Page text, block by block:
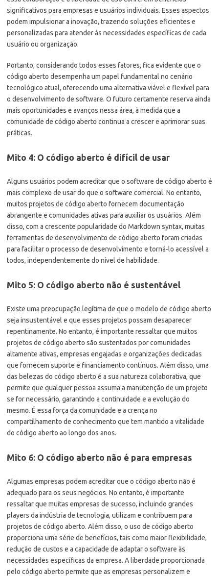
significativos para empresas e usuários individuais. Esses aspectos
podem impulsionar a inovação, trazendo soluções eficientes e
personalizadas para atender às necessidades específicas de cada
usuário ou organização.
Portanto, considerando todos esses fatores, fica evidente que o
código aberto desempenha um papel fundamental no cenário
tecnológico atual, oferecendo uma alternativa viável e flexível para
o desenvolvimento de software. O futuro certamente reserva ainda
mais oportunidades e avanços nessa área, à medida que a
comunidade de código aberto continua a crescer e aprimorar suas
práticas.
Mito 4: O código aberto é difícil de usar
Alguns usuários podem acreditar que o software de código aberto é
mais complexo de usar do que o software comercial. No entanto,
muitos projetos de código aberto fornecem documentação
abrangente e comunidades ativas para auxiliar os usuários. Além
disso, com a crescente popularidade do Markdown syntax, muitas
ferramentas de desenvolvimento de código aberto foram criadas
para facilitar o processo de desenvolvimento e torná-lo acessível a
todos, independentemente do nível de habilidade.
Mito 5: O código aberto não é sustentável
Existe uma preocupação legítima de que o modelo de código aberto
seja insustentável e que esses projetos possam desaparecer
repentinamente. No entanto, é importante ressaltar que muitos
projetos de código aberto são sustentados por comunidades
altamente ativas, empresas engajadas e organizações dedicadas
que fornecem suporte e financiamento contínuos. Além disso, uma
das belezas do código aberto é a sua natureza colaborativa, que
permite que qualquer pessoa assuma a manutenção de um projeto
se for necessário, garantindo a continuidade e a evolução do
mesmo. É essa força da comunidade e a crença no
compartilhamento de conhecimento que tem mantido a vitalidade
do código aberto ao longo dos anos.
Mito 6: O código aberto não é para empresas
Algumas empresas podem acreditar que o código aberto não é
adequado para os seus negócios. No entanto, é importante
ressaltar que muitas empresas de sucesso, incluindo grandes
players da indústria de tecnologia, utilizam e contribuem para
projetos de código aberto. Além disso, o uso de código aberto
proporciona uma série de benefícios, tais como maior flexibilidade,
redução de custos e a capacidade de adaptar o software às
necessidades específicas da empresa. A liberdade proporcionada
pelo código aberto permite que as empresas personalizem e